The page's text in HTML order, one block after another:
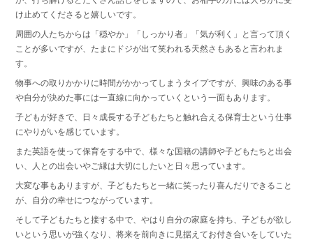
け止めてくださると嬉しいです。
周囲の人たちからは「穏やか」「しっかり者」「気が利く」と言って頂く
ことが多いですが、たまにドジが出て笑われる天然さもあると言われま
す。
物事への取りかかりに時間がかかってしまうタイプですが、興味のある事
や自分が決めた事には一直線に向かっていくという一面もあります。
子どもが好きで、日々成長する子どもたちと触れ合える保育士という仕事
にやりがいを感じています。
また英語を使って保育をする中で、様々な国籍の講師や子どもたちと出会
い、人との出会いやご縁は大切にしたいと日々思っています。
大変な事もありますが、子どもたちと一緒に笑ったり喜んだりできること
が、自分の幸せにつながっています。
そして子どもたちと接する中で、やはり自分の家庭を持ち、子どもが欲し
いという思いが強くなり、将来を前向きに見据えてお付き合いをしていた